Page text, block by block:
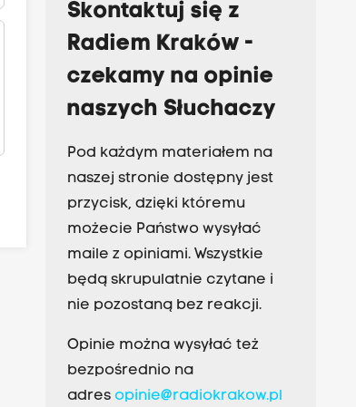
Skontaktuj się z
Radiem Kraków -
czekamy na opinie
naszych Słuchaczy
Pod każdym materiałem na
naszej stronie dostępny jest
przycisk, dzięki któremu
możecie Państwo wysyłać
maile z opiniami. Wszystkie
będą skrupulatnie czytane i
nie pozostaną bez reakcji.
Opinie można wysyłać też
bezpośrednio na
adres opinie@radiokrakow.pl